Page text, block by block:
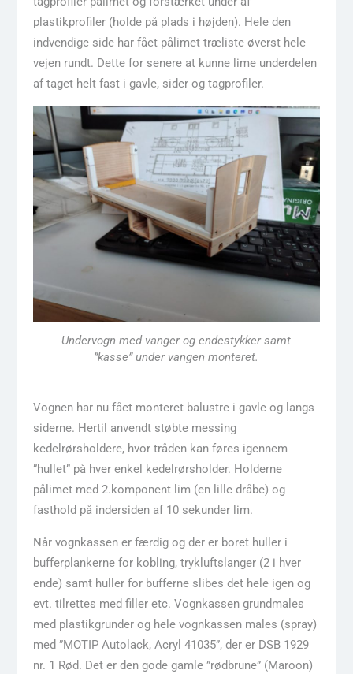
plastikprofiler (holde på plads i højden). Hele den
indvendige side har fået pålimet træliste øverst hele
vejen rundt. Dette for senere at kunne lime underdelen
af taget helt fast i gavle, sider og tagprofiler.
Undervogn med vanger og endestykker samt
”kasse” under vangen monteret.
Vognen har nu fået monteret balustre i gavle og langs
siderne. Hertil anvendt støbte messing
kedelrørsholdere, hvor tråden kan føres igennem
”hullet” på hver enkel kedelrørsholder. Holderne
pålimet med 2.komponent lim (en lille dråbe) og
fasthold på indersiden af 10 sekunder lim.
Når vognkassen er færdig og der er boret huller i
bufferplankerne for kobling, trykluftslanger (2 i hver
ende) samt huller for bufferne slibes det hele igen og
evt. tilrettes med filler etc. Vognkassen grundmales
med plastikgrunder og hele vognkassen males (spray)
med ”MOTIP Autolack, Acryl 41035”, der er DSB 1929
nr. 1 Rød. Det er den gode gamle ”rødbrune” (Maroon)